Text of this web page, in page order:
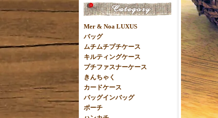
Mer & Noa LUXUS
バッグ
ムチムチプチケース
キルティングケース
プチファスナーケース
きんちゃく
カードケース
バッグインバッグ
ポーチ